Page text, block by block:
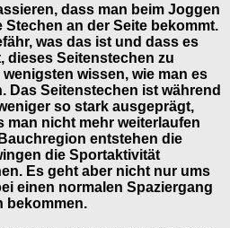
dass man beim Joggen
an der Seite bekommt.
was das ist und dass es
Seitenstechen zu
wissen, wie man es
Das Seitenstechen ist während
so stark ausgeprägt,
man nicht mehr weiterlaufen
entstehen die
die Sportaktivität
Es geht aber nicht nur ums
einen normalen Spaziergang
bekommen.